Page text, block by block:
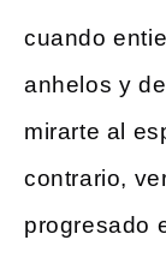
cuando
anhelos y
mirarte al
contrario,
progresado